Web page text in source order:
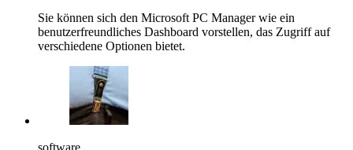
Sie können sich den Microsoft PC Manager wie ein
benutzerfreundliches Dashboard vorstellen, das Zugriff auf
verschiedene Optionen bietet.